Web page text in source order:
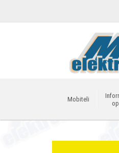
Mobiteli